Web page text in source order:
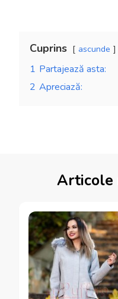
Cuprins ascunde
1 Partajează asta:
2 Apreciază:
Articole